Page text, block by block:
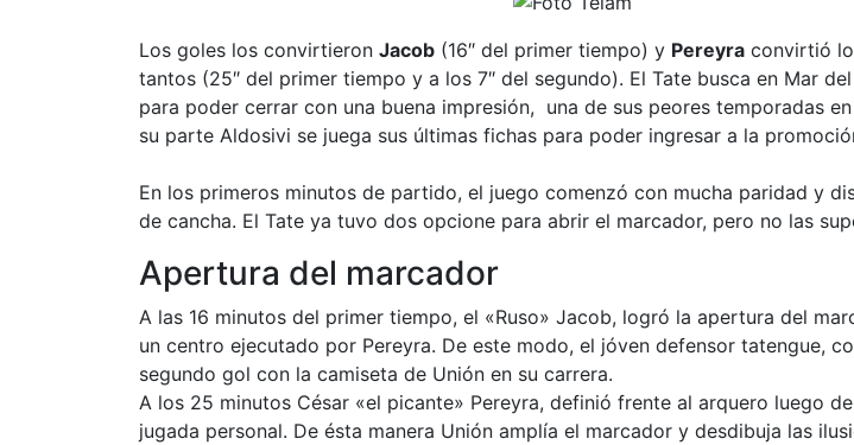
Los goles los convirtieron Jacob (16″ del primer tiempo) y Pereyra convirtió
tantos (25″ del primer tiempo y a los 7″ del segundo). El Tate busca en Mar
para poder cerrar con una buena impresión, una de sus peores temporadas
su parte Aldosivi se juega sus últimas fichas para poder ingresar a la
En los primeros minutos de partido, el juego comenzó con mucha paridad y
de cancha. El Tate ya tuvo dos opcione para abrir el marcador, pero no las
Apertura del marcador
A las 16 minutos del primer tiempo, el «Ruso» Jacob, logró la apertura del
un centro ejecutado por Pereyra. De este modo, el jóven defensor tatengue,
segundo gol con la camiseta de Unión en su carrera.
A los 25 minutos César «el picante» Pereyra, definió frente al arquero luego
jugada personal. De ésta manera Unión amplía el marcador y desdibuja las